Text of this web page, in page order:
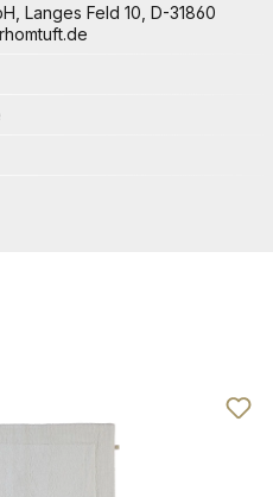
Langes Feld 10, D-31860